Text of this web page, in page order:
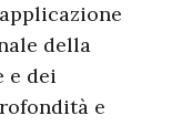
della
e dei
e